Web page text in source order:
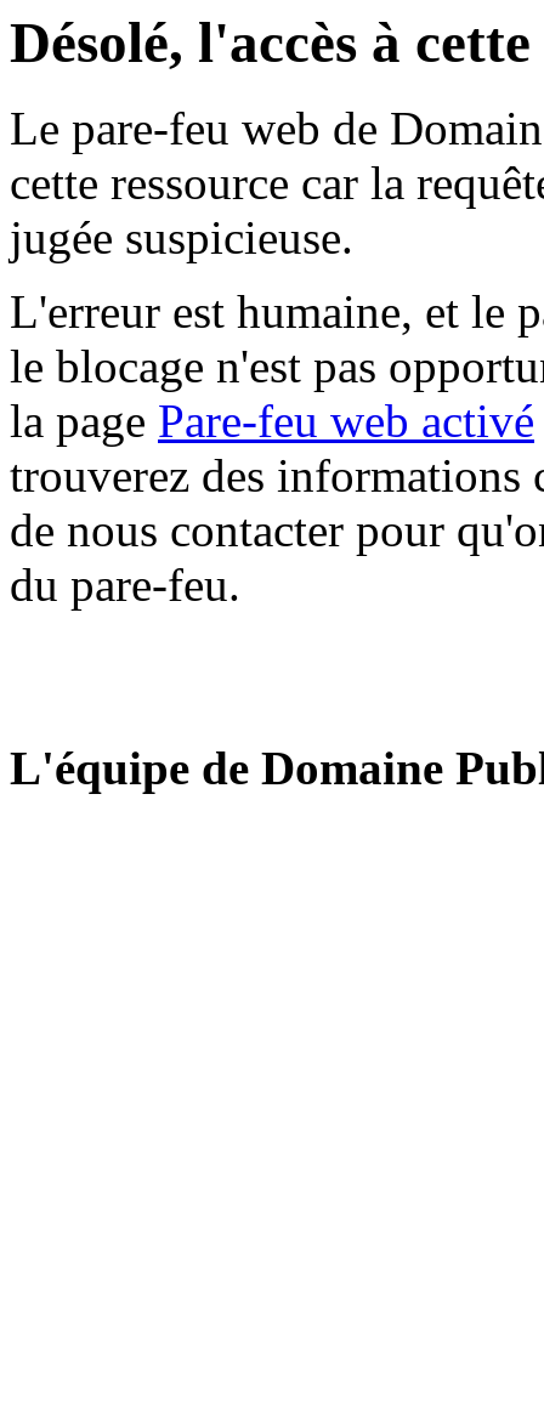
Désolé, l'accès à
Le pare-feu web de
cette ressource car la
jugée suspicieuse.
L'erreur est humaine, et le
le blocage n'est pas
la page Pare-feu web activé
trouverez des informations
de nous contacter pour
du pare-feu.
L'équipe de Domaine